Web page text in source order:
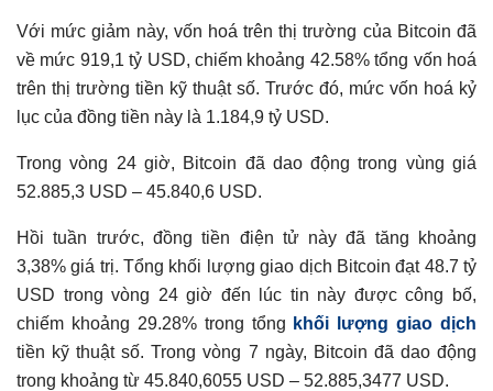
Với mức giảm này, vốn hoá trên thị trường của Bitcoin đã
về mức 919,1 tỷ USD, chiếm khoảng 42.58% tổng vốn hoá
trên thị trường tiền kỹ thuật số. Trước đó, mức vốn hoá kỷ
lục của đồng tiền này là 1.184,9 tỷ USD.
Trong vòng 24 giờ, Bitcoin đã dao động trong vùng giá
52.885,3 USD – 45.840,6 USD.
Hồi tuần trước, đồng tiền điện tử này đã tăng khoảng
3,38% giá trị. Tổng khối lượng giao dịch Bitcoin đạt 48.7 tỷ
USD trong vòng 24 giờ đến lúc tin này được công bố,
chiếm khoảng 29.28% trong tổng khối lượng giao dịch
tiền kỹ thuật số. Trong vòng 7 ngày, Bitcoin đã dao động
trong khoảng từ 45.840,6055 USD – 52.885,3477 USD.